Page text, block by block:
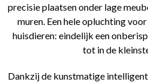
precisie plaatsen onder lage
muren. Een hele opluchting
huisdieren: eindelijk een
tot in de
Dankzij de kunstmatige